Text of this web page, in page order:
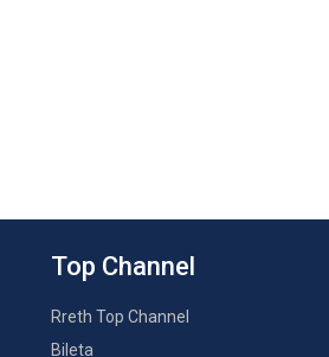
Top Channel
Rreth Top Channel
Bileta